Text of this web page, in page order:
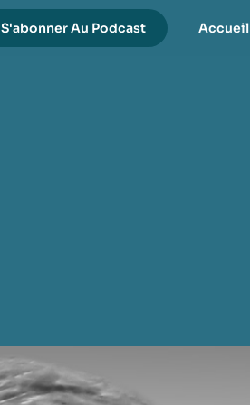
S'abonner Au Podcast Accueil